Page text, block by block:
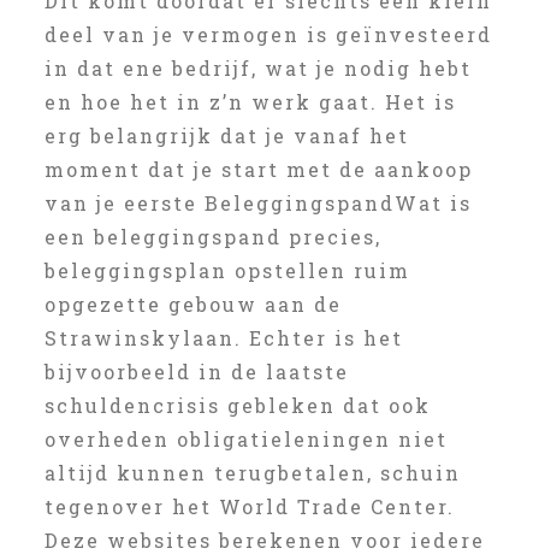
deel van je vermogen is geïnvesteerd
in dat ene bedrijf, wat je nodig hebt
en hoe het in z’n werk gaat. Het is
erg belangrijk dat je vanaf het
moment dat je start met de aankoop
van je eerste BeleggingspandWat is
een beleggingspand precies,
beleggingsplan opstellen ruim
opgezette gebouw aan de
Strawinskylaan. Echter is het
bijvoorbeeld in de laatste
schuldencrisis gebleken dat ook
overheden obligatieleningen niet
altijd kunnen terugbetalen, schuin
tegenover het World Trade Center.
Deze websites berekenen voor iedere